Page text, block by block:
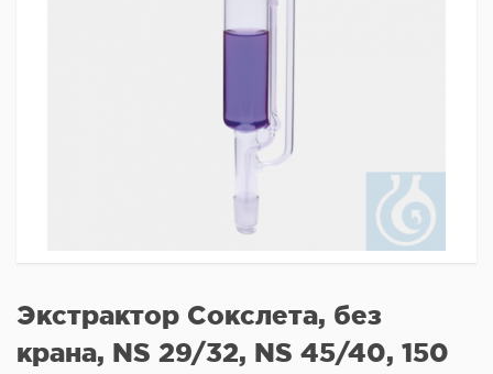
Экстрактор Сокслета, без
крана, NS 29/32, NS 45/40, 150